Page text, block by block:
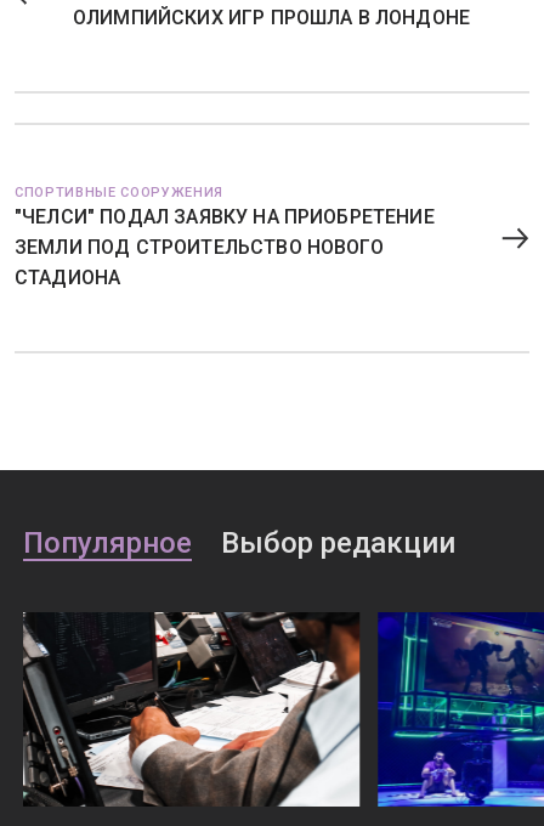
ОЛИМПИЙСКИХ ИГР ПРОШЛА В ЛОНДОНЕ
СПОРТИВНЫЕ СООРУЖЕНИЯ
"ЧЕЛСИ" ПОДАЛ ЗАЯВКУ НА ПРИОБРЕТЕНИЕ
ЗЕМЛИ ПОД СТРОИТЕЛЬСТВО НОВОГО
СТАДИОНА
Популярное Выбор редакции